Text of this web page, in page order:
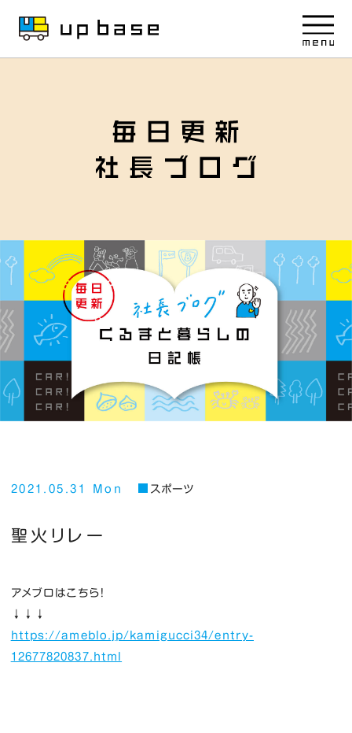
2021.05.31 Mon スポーツ
聖火リレー
アメブロはこちら！
↓↓↓
https://ameblo.jp/kamigucci34/entry-
12677820837.html